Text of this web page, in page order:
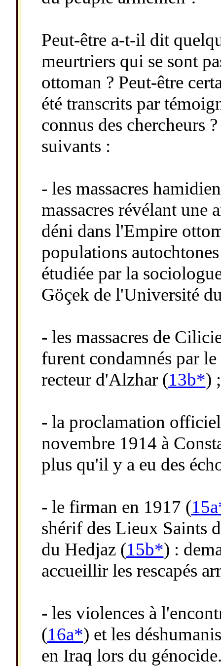
Peut-être a-t-il dit
meurtriers qui se sont
ottoman ? Peut-être
été transcrits par
connus des chercheurs
suivants :
- les massacres
massacres révélant une
déni dans l'Empire
populations
étudiée par la
Göçek de l'Université
- les massacres de
furent condamnés par
recteur d'Alzhar (13b*) ;
- la proclamation
novembre 1914 à
plus qu'il y a eu des
- le firman en 1917 (
shérif des Lieux Saints
du Hedjaz (15b*) :
accueillir les rescapés
- les violences à
(16a*) et les
en Iraq lors du